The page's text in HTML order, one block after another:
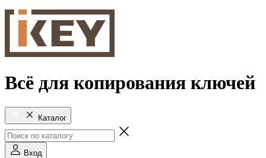
Всё для копирования ключей
Каталог
Вход